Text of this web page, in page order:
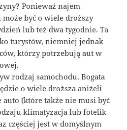
Ponieważ najem
może być o wiele droższy
lub też dwa tygodnie. Ta
turystów, niemniej jednak
którzy potrzebują aut w
rodzaj samochodu. Bogata
o wiele droższa aniżeli
(które także nie musi być
klimatyzacja lub fotelik
częściej jest w domyślnym